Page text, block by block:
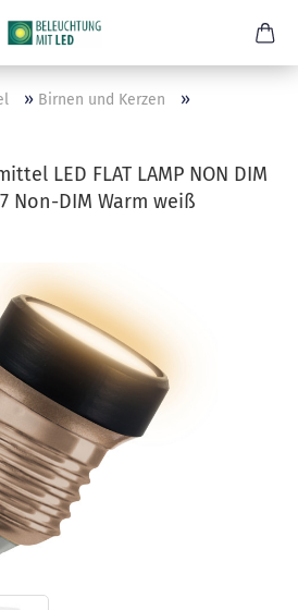
» Birnen und Kerzen »
LED FLAT LAMP NON DIM
Non-DIM Warm weiß